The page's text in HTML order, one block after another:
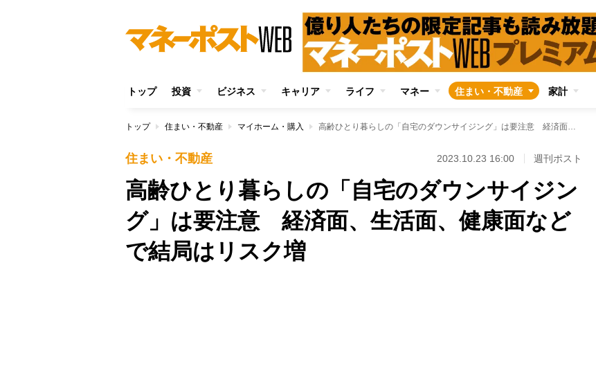
トップ 投資 ビジネス キャリア ライフ マネー 住まい・不動産 家計
トップ 住まい・不動産 マイホーム・購入 高齢ひとり暮らしの「自宅のダウンサイジング」は要注意 経済面、生活面、健康面などで結局はリスク増
住まい・不動産 2023.10.23 16:00 週刊ポスト
高齢ひとり暮らしの「自宅のダウンサイジン
グ」は要注意 経済面、生活面、健康面など
で結局はリスク増